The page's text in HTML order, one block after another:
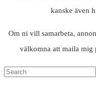
kanske även
Om ni vill samarbeta,
välkomna att maila mig